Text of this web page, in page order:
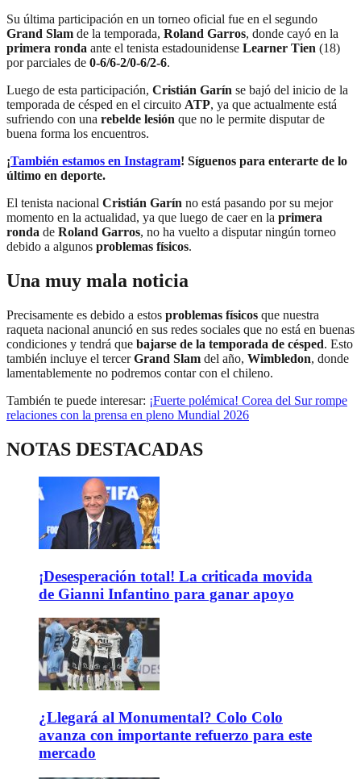
Su última participación en un torneo oficial fue en el segundo
Grand Slam de la temporada, Roland Garros, donde cayó en la
primera ronda ante el tenista estadounidense Learner Tien (18)
por parciales de 0-6/6-2/0-6/2-6.
Luego de esta participación, Cristián Garín se bajó del inicio de la
temporada de césped en el circuito ATP, ya que actualmente está
sufriendo con una rebelde lesión que no le permite disputar de
buena forma los encuentros.
¡También estamos en Instagram! Síguenos para enterarte de lo
último en deporte.
El tenista nacional Cristián Garín no está pasando por su mejor
momento en la actualidad, ya que luego de caer en la primera
ronda de Roland Garros, no ha vuelto a disputar ningún torneo
debido a algunos problemas físicos.
Una muy mala noticia
Precisamente es debido a estos problemas físicos que nuestra
raqueta nacional anunció en sus redes sociales que no está en buenas
condiciones y tendrá que bajarse de la temporada de césped. Esto
también incluye el tercerGrand Slam del año, Wimbledon, donde
lamentablemente no podremos contar con el chileno.
También te puede interesar: ¡Fuerte polémica! Corea del Sur rompe
relaciones con la prensa en pleno Mundial 2026
NOTAS DESTACADAS
¡Desesperación total! La criticada movida
de Gianni Infantino para ganar apoyo
¿Llegará al Monumental? Colo Colo
avanza con importante refuerzo para este
mercado